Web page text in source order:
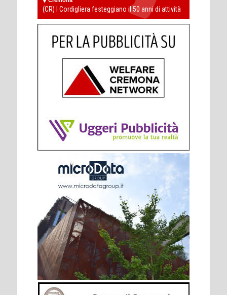
(CR) I Cordigliera festeggiano il 50 anni di attività